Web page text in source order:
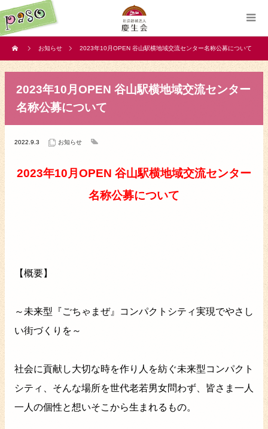
お知らせ 2023年10月OPEN 谷山駅横地域交流センター名称公募について
2023年10月OPEN 谷山駅横地域交流センター
名称公募について
2022.9.3 お知らせ
2023年10月OPEN 谷山駅横地域交流センター
名称公募について
【概要】
～未来型『ごちゃまぜ』コンパクトシティ実現でやさし
い街づくりを～
社会に貢献し大切な時を作り人を紡ぐ未来型コンパクト
シティ、そんな場所を世代老若男女問わず、皆さま一人
一人の個性と想いそこから生まれるもの。